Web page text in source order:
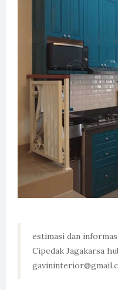
estimasi dan
Cipedak Jagakarsa